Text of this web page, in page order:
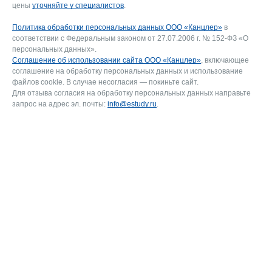
цены уточняйте у специалистов.
Политика обработки персональных данных ООО «Канцлер» в
соответствии с Федеральным законом от 27.07.2006 г. № 152-ФЗ «О
персональных данных».
Соглашение об использовании сайта ООО «Канцлер», включающее
соглашение на обработку персональных данных и использование
файлов cookie. В случае несогласия — покиньте сайт.
Для отзыва согласия на обработку персональных данных направьте
запрос на адрес эл. почты: info@estudy.ru.